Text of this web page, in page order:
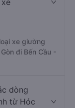
xe giường
đi Bến Cầu -
dòng
từ Hóc